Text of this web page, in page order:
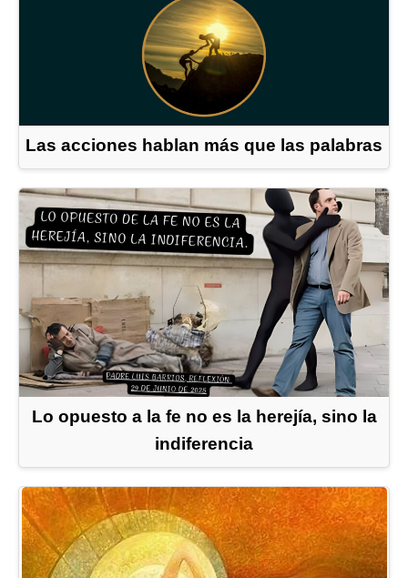
Las acciones hablan más que las palabras
Lo opuesto a la fe no es la herejía, sino la
indiferencia